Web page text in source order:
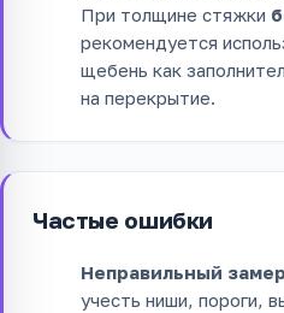
При толщине стяжки
рекомендуется
щебень как
на перекрытие.
Частые ошибки
Неправильный
учесть ниши, пороги,